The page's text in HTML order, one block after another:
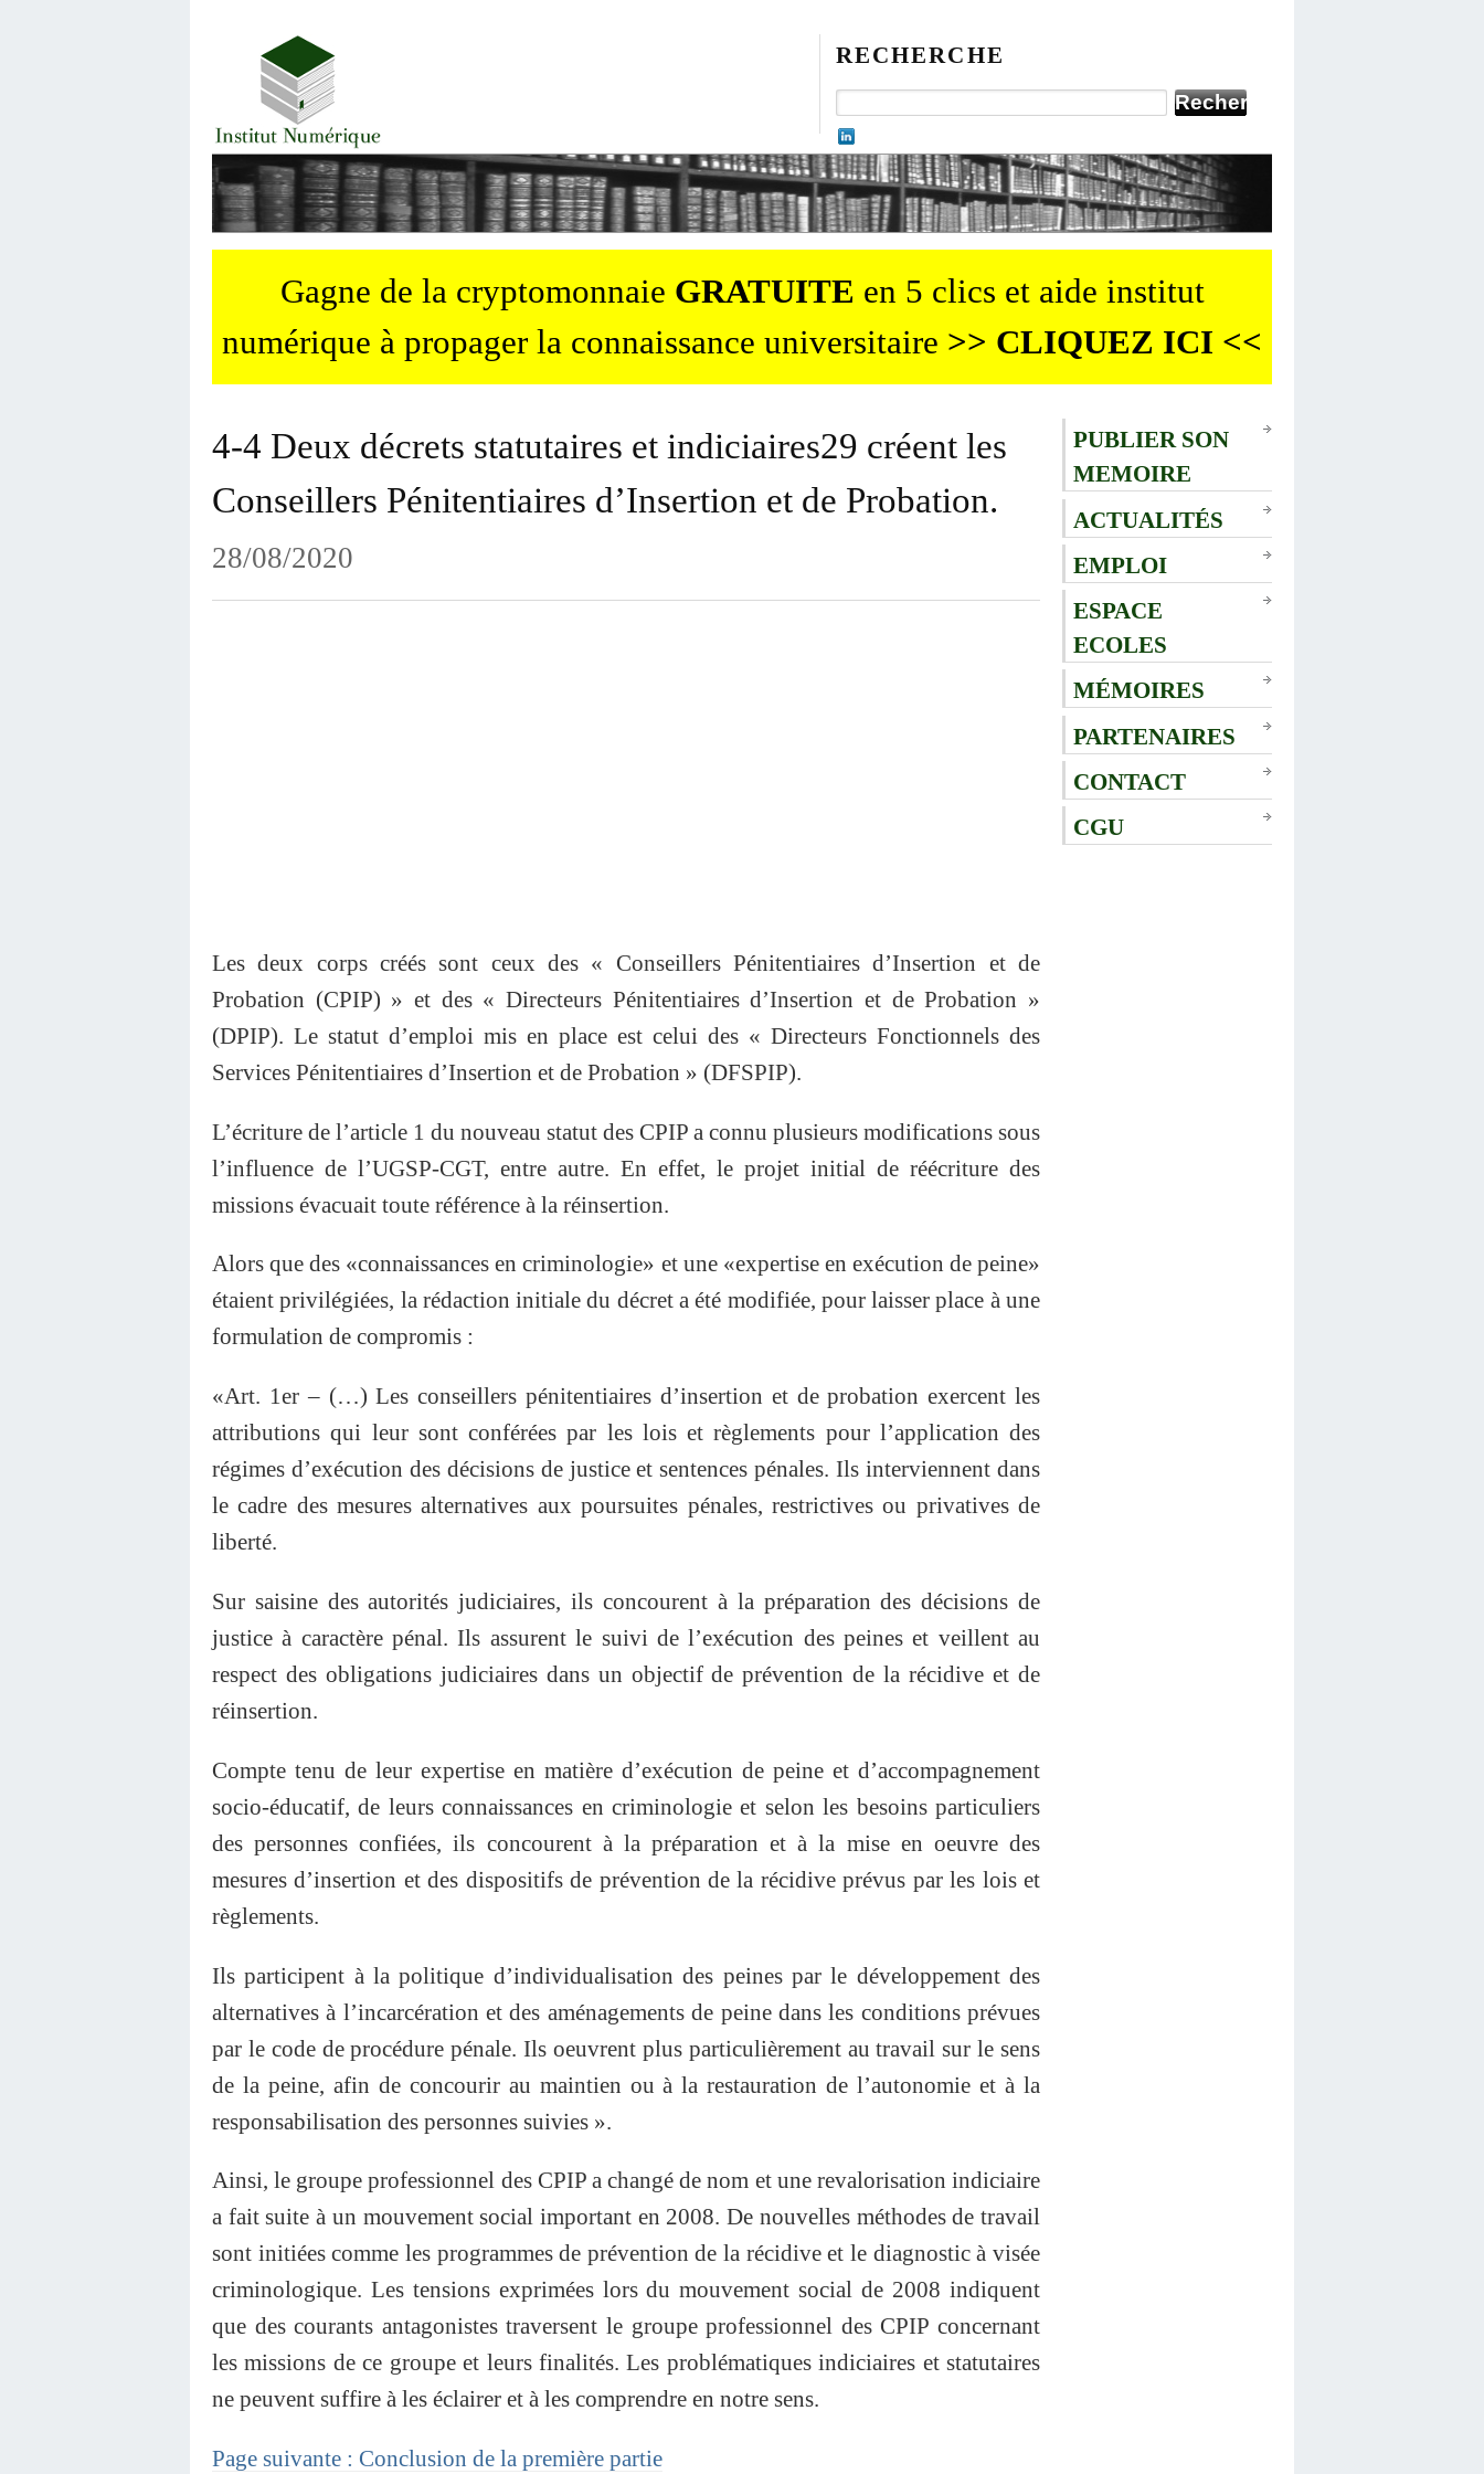
RECHERCHE
Gagne de la cryptomonnaie GRATUITE en 5 clics et aide institut
numérique à propager la connaissance universitaire >> CLIQUEZ ICI <<
4-4 Deux décrets statutaires et indiciaires29 créent les
Conseillers Pénitentiaires d’Insertion et de Probation.
28/08/2020
Les deux corps créés sont ceux des « Conseillers Pénitentiaires d’Insertion et de
Probation (CPIP) » et des « Directeurs Pénitentiaires d’Insertion et de Probation »
(DPIP). Le statut d’emploi mis en place est celui des « Directeurs Fonctionnels des
Services Pénitentiaires d’Insertion et de Probation » (DFSPIP).
L’écriture de l’article 1 du nouveau statut des CPIP a connu plusieurs modifications sous
l’influence de l’UGSP-CGT, entre autre. En effet, le projet initial de réécriture des
missions évacuait toute référence à la réinsertion.
Alors que des «connaissances en criminologie» et une «expertise en exécution de peine»
étaient privilégiées, la rédaction initiale du décret a été modifiée, pour laisser place à une
formulation de compromis :
«Art. 1er – (…) Les conseillers pénitentiaires d’insertion et de probation exercent les
attributions qui leur sont conférées par les lois et règlements pour l’application des
régimes d’exécution des décisions de justice et sentences pénales. Ils interviennent dans
le cadre des mesures alternatives aux poursuites pénales, restrictives ou privatives de
liberté.
Sur saisine des autorités judiciaires, ils concourent à la préparation des décisions de
justice à caractère pénal. Ils assurent le suivi de l’exécution des peines et veillent au
respect des obligations judiciaires dans un objectif de prévention de la récidive et de
réinsertion.
Compte tenu de leur expertise en matière d’exécution de peine et d’accompagnement
socio-éducatif, de leurs connaissances en criminologie et selon les besoins particuliers
des personnes confiées, ils concourent à la préparation et à la mise en oeuvre des
mesures d’insertion et des dispositifs de prévention de la récidive prévus par les lois et
règlements.
Ils participent à la politique d’individualisation des peines par le développement des
alternatives à l’incarcération et des aménagements de peine dans les conditions prévues
par le code de procédure pénale. Ils oeuvrent plus particulièrement au travail sur le sens
de la peine, afin de concourir au maintien ou à la restauration de l’autonomie et à la
responsabilisation des personnes suivies ».
Ainsi, le groupe professionnel des CPIP a changé de nom et une revalorisation indiciaire
a fait suite à un mouvement social important en 2008. De nouvelles méthodes de travail
sont initiées comme les programmes de prévention de la récidive et le diagnostic à visée
criminologique. Les tensions exprimées lors du mouvement social de 2008 indiquent
que des courants antagonistes traversent le groupe professionnel des CPIP concernant
les missions de ce groupe et leurs finalités. Les problématiques indiciaires et statutaires
ne peuvent suffire à les éclairer et à les comprendre en notre sens.
Page suivante : Conclusion de la première partie
PUBLIER SON
MEMOIRE
ACTUALITÉS
EMPLOI
ESPACE
ECOLES
MÉMOIRES
PARTENAIRES
CONTACT
CGU